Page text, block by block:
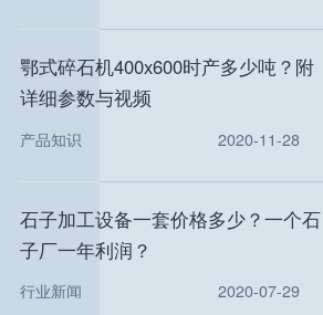
鄂式碎石机400x600时产多少吨？附
详细参数与视频
产品知识 2020-11-28
石子加工设备一套价格多少？一个石
子厂一年利润？
行业新闻 2020-07-29